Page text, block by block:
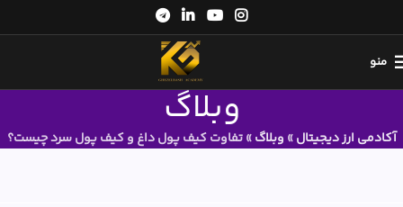
منو
وبلاگ
آکادمی ارز دیجیتال» وبلاگ»تفاوت کیف پول داغ و کیف پول سرد چیست؟